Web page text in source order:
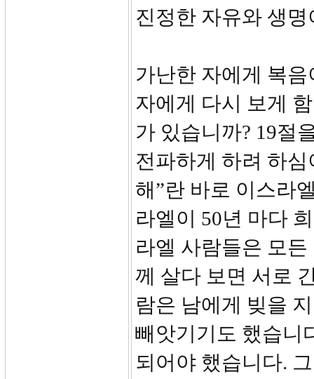
진정한 자유와 생
가난한 자에게 복
자에게 다시 보게
가 있습니까? 19절
전파하게 하려 하
해”란 바로 이스라
라엘이 50년 마다
라엘 사람들은 모
께 살다 보면 서로
람은 남에게 빚을
빼앗기기도 했습니
되어야 했습니다.